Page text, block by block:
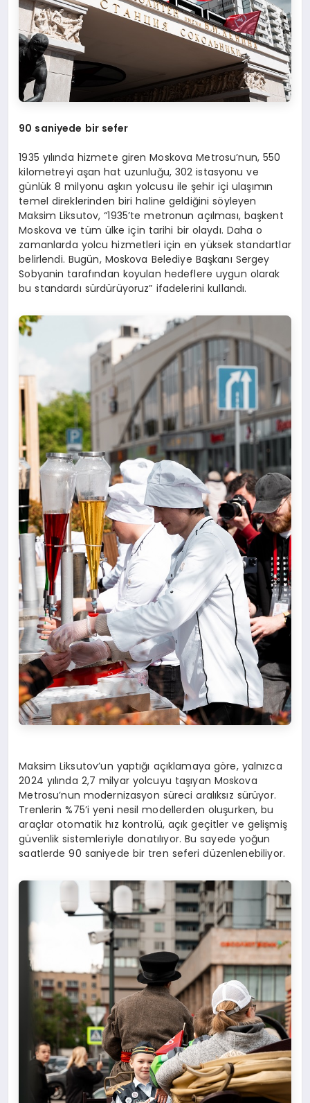
90 saniyede bir sefer
1935 yılında hizmete giren Moskova Metrosu’nun, 550
kilometreyi aşan hat uzunluğu, 302 istasyonu ve
günlük 8 milyonu aşkın yolcusu ile şehir içi ulaşımın
temel direklerinden biri haline geldiğini söyleyen
Maksim Liksutov, “1935’te metronun açılması, başkent
Moskova ve tüm ülke için tarihi bir olaydı. Daha o
zamanlarda yolcu hizmetleri için en yüksek standartlar
belirlendi. Bugün, Moskova Belediye Başkanı Sergey
Sobyanin tarafından koyulan hedeflere uygun olarak
bu standardı sürdürüyoruz” ifadelerini kullandı.
Maksim Liksutov’un yaptığı açıklamaya göre, yalnızca
2024 yılında 2,7 milyar yolcuyu taşıyan Moskova
Metrosu’nun modernizasyon süreci aralıksız sürüyor.
Trenlerin %75’i yeni nesil modellerden oluşurken, bu
araçlar otomatik hız kontrolü, açık geçitler ve gelişmiş
güvenlik sistemleriyle donatılıyor. Bu sayede yoğun
saatlerde 90 saniyede bir tren seferi düzenlenebiliyor.